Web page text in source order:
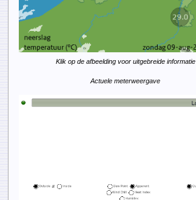
Klik op de afbeelding voor uitgebreide informatie
Actuele meterweergave